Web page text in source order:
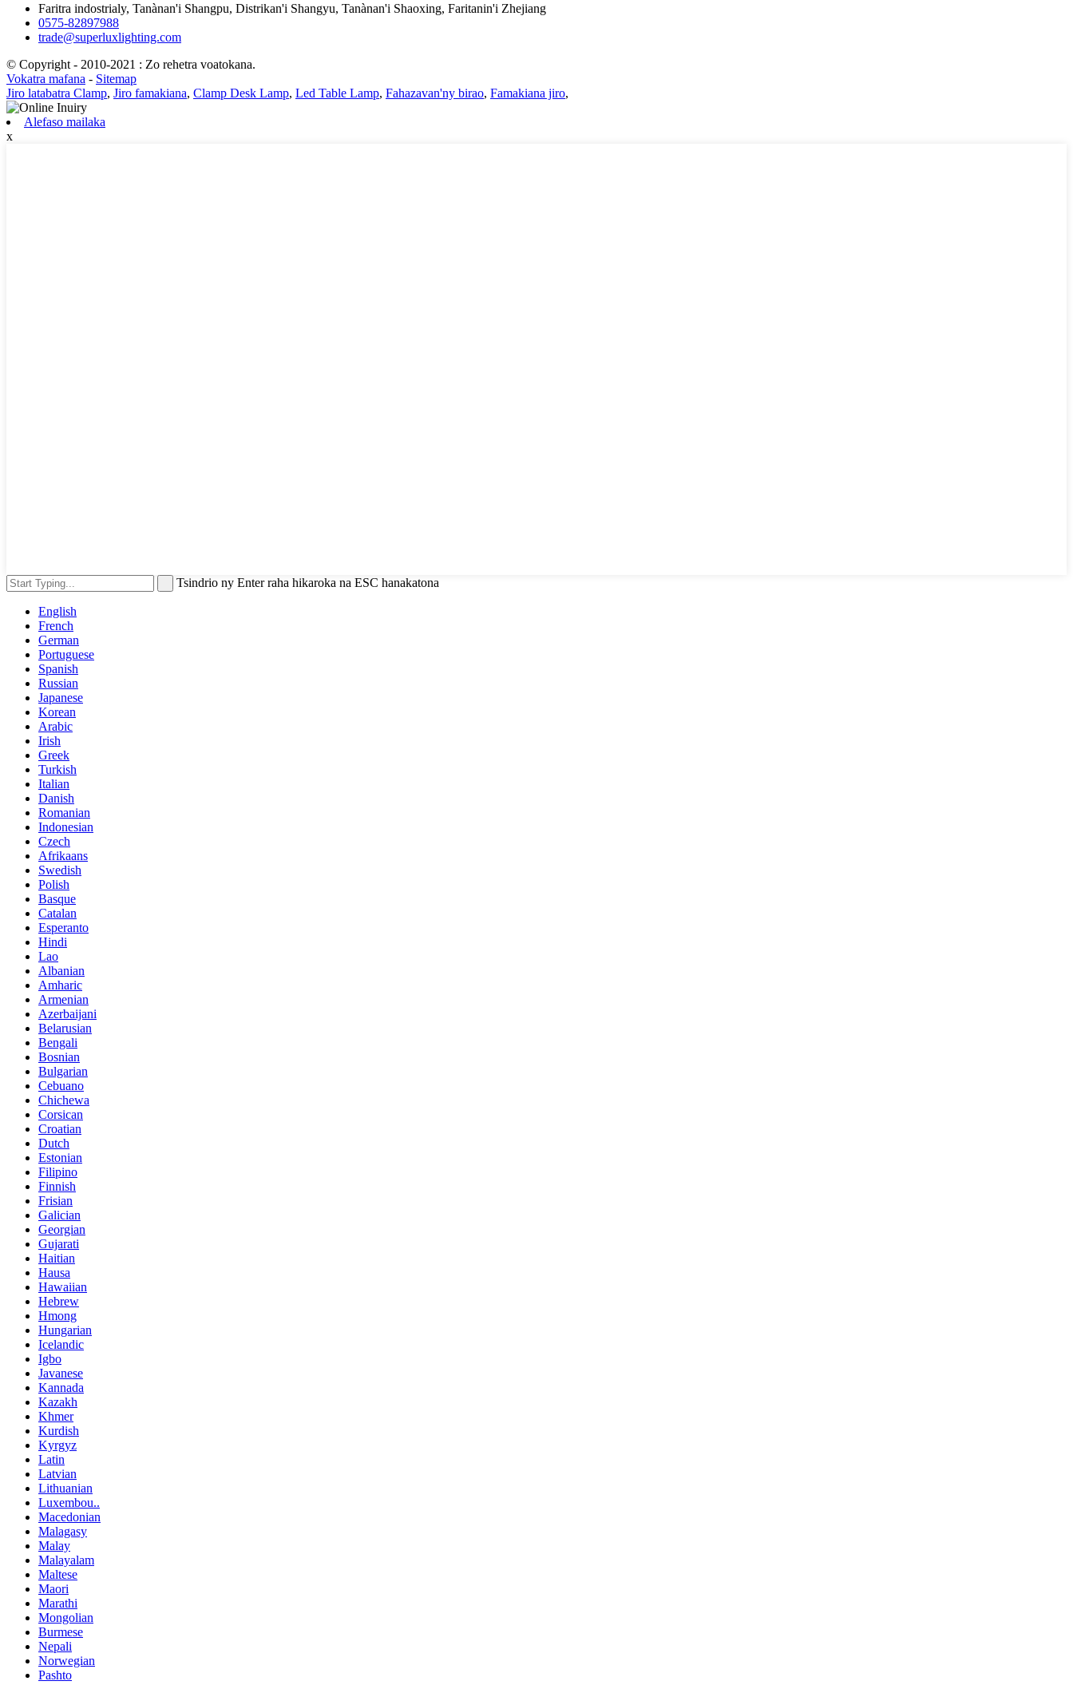
Faritra indostrialy, Tanànan'i Shangpu, Distrikan'i Shangyu, Tanànan'i Shaoxing, Faritanin'i Zhejiang
0575-82897988
trade@superluxlighting.com
© Copyright - 2010-2021 : Zo rehetra voatokana.
Vokatra mafana - Sitemap
Jiro latabatra Clamp, Jiro famakiana, Clamp Desk Lamp, Led Table Lamp, Fahazavan'ny birao, Famakiana jiro,
Alefaso mailaka
x
Tsindrio ny Enter raha hikaroka na ESC hanakatona
English
French
German
Portuguese
Spanish
Russian
Japanese
Korean
Arabic
Irish
Greek
Turkish
Italian
Danish
Romanian
Indonesian
Czech
Afrikaans
Swedish
Polish
Basque
Catalan
Esperanto
Hindi
Lao
Albanian
Amharic
Armenian
Azerbaijani
Belarusian
Bengali
Bosnian
Bulgarian
Cebuano
Chichewa
Corsican
Croatian
Dutch
Estonian
Filipino
Finnish
Frisian
Galician
Georgian
Gujarati
Haitian
Hausa
Hawaiian
Hebrew
Hmong
Hungarian
Icelandic
Igbo
Javanese
Kannada
Kazakh
Khmer
Kurdish
Kyrgyz
Latin
Latvian
Lithuanian
Luxembou..
Macedonian
Malagasy
Malay
Malayalam
Maltese
Maori
Marathi
Mongolian
Burmese
Nepali
Norwegian
Pashto